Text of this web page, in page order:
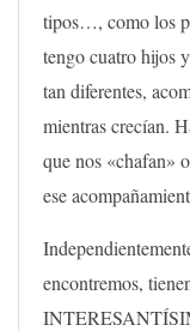
tipos…, como los
tengo cuatro hijos
tan diferentes,
mientras crecían.
que nos «chafan»
ese
encontremos,